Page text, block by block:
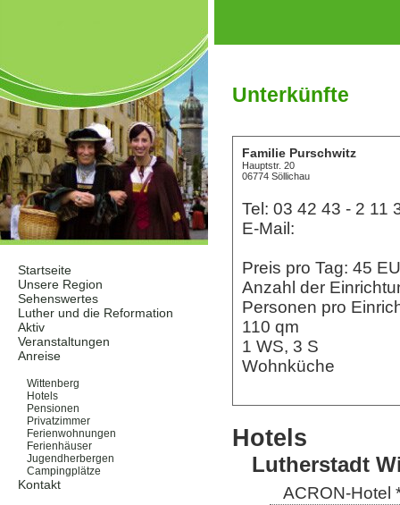
Startseite
Unsere Region
Sehenswertes
Luther und die Reformation
Aktiv
Veranstaltungen
Anreise
Wittenberg
Hotels
Pensionen
Privatzimmer
Ferienwohnungen
Ferienhäuser
Jugendherbergen
Campingplätze
Kontakt
Unterkünfte
Familie Purschwitz
Hauptstr. 20
06774 Söllichau
Tel: 03 42 43 - 2 11
E-Mail:
Preis pro Tag: 45
Anzahl der
Personen pro
110 qm
1 WS, 3 S
Wohnküche
Hotels
Lutherstadt
ACRON-Hotel